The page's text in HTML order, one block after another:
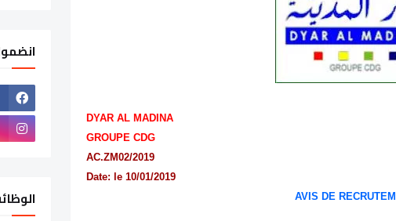
DYAR AL MADINA
GROUPE CDG
AC.ZM02/2019
Date: le 10/01/2019
AVIS DE